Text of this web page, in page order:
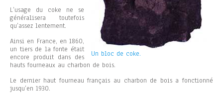
Un bloc de coke.
L’usage du coke ne se
généralisera toutefois
qu’assez lentement.
Ainsi en France, en 1860,
un tiers de la fonte était
encore produit dans des
hauts fourneaux au charbon de bois.
Le dernier haut fourneau français au charbon de bois a fonctionné
jusqu’en 1930.